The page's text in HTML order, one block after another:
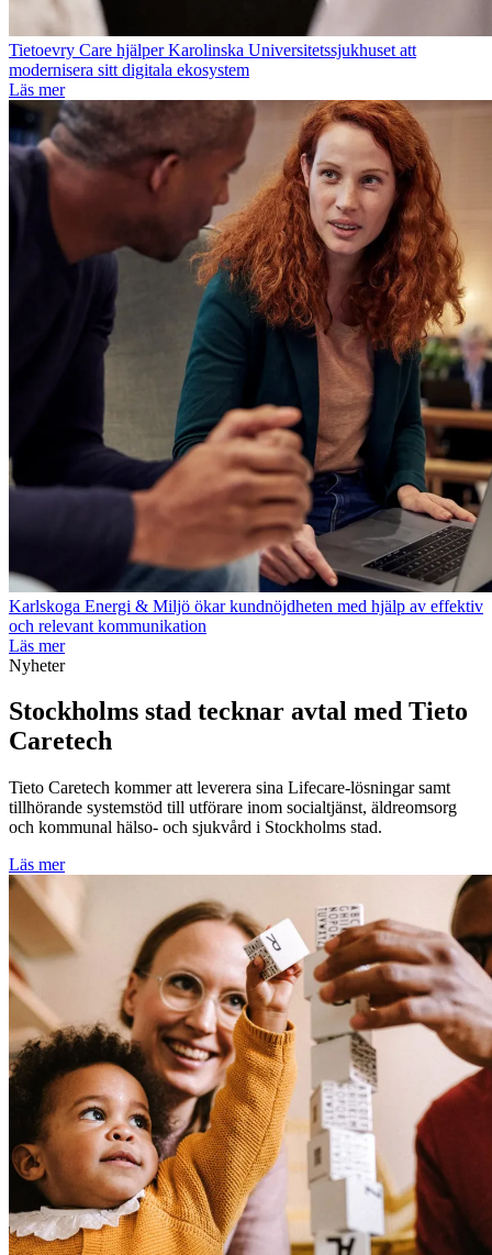
Tietoevry Care hjälper Karolinska Universitetssjukhuset att
modernisera sitt digitala ekosystem
Läs mer
Karlskoga Energi & Miljö ökar kundnöjdheten med hjälp av effektiv
och relevant kommunikation
Läs mer
Nyheter
Stockholms stad tecknar avtal med Tieto
Caretech
Tieto Caretech kommer att leverera sina Lifecare-lösningar samt
tillhörande systemstöd till utförare inom socialtjänst, äldreomsorg
och kommunal hälso- och sjukvård i Stockholms stad.
Läs mer